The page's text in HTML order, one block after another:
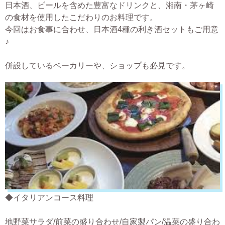
日本酒、ビールを含めた豊富なドリンクと、湘南・茅ヶ崎
の食材を使用したこだわりのお料理です。
今回はお食事に合わせ、日本酒4種の利き酒セットもご用意
♪
併設しているベーカリーや、ショップも必見です。
◆イタリアンコース料理
地野菜サラダ/前菜の盛り合わせ/自家製パン/温菜の盛り合わ